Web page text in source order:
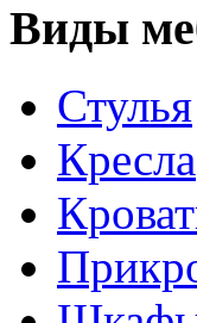
Виды
Стулья
Кресла